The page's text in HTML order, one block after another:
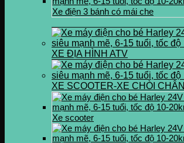
Xe điện 3 bánh có mái che
XE ĐỊA HÌNH ATV
XE SCOOTER-XE CHÒI CHÂN
Xe scooter